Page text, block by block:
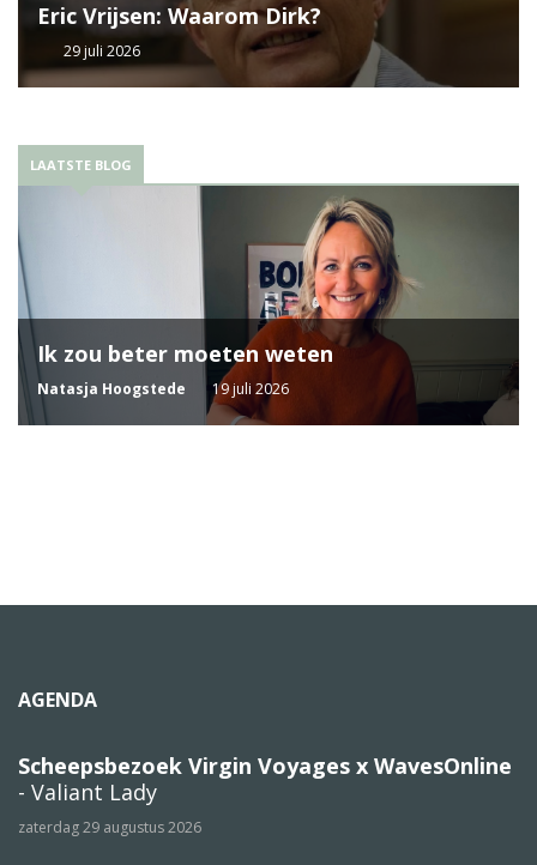
Eric Vrijsen: Waarom Dirk?
29 juli 2026
LAATSTE BLOG
Ik zou beter moeten weten
Natasja Hoogstede 19 juli 2026
AGENDA
Scheepsbezoek Virgin Voyages x WavesOnline
- Valiant Lady
zaterdag 29 augustus 2026